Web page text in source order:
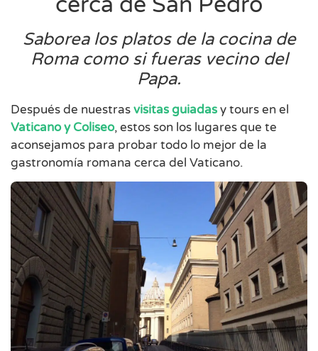
Saborea los platos de la cocina de
Roma como si fueras vecino del
Papa.
Después de nuestrasvisitas guiadasy tours en el
Vaticano y Coliseo, estos son los lugares que te
aconsejamos para probar todo lo mejor de la
gastronomía romana cerca del Vaticano.